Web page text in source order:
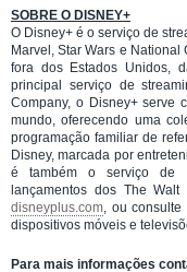
SOBRE O DISNEY+
O Disney+ é o serviço de
Marvel, Star Wars e National
fora dos Estados Unidos,
principal serviço de
Company, o Disney+ serve
mundo, oferecendo uma
programação familiar de
Disney, marcada por
é também o serviço de
lançamentos dos The Walt
disneyplus.com , ou
dispositivos móveis e
Para mais informações